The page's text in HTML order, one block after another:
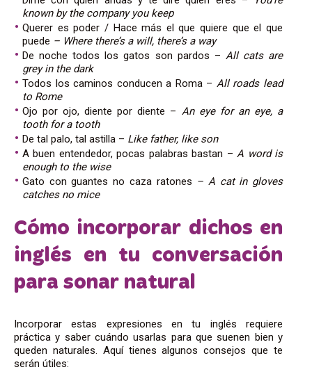
known by the company you keep
Querer es poder / Hace más el que quiere que el que
puede – Where there’s a will, there’s a way
De noche todos los gatos son pardos – All cats are
grey in the dark
Todos los caminos conducen a Roma – All roads lead
to Rome
Ojo por ojo, diente por diente – An eye for an eye, a
tooth for a tooth
De tal palo, tal astilla – Like father, like son
A buen entendedor, pocas palabras bastan –A word is
enough to the wise
Gato con guantes no caza ratones – A cat in gloves
catches no mice
Cómo incorporar dichos en
inglés en tu conversación
para sonar natural
Incorporar estas expresiones en tu inglés requiere
práctica y saber cuándo usarlas para que suenen bien y
queden naturales. Aquí tienes algunos consejos que te
serán útiles: